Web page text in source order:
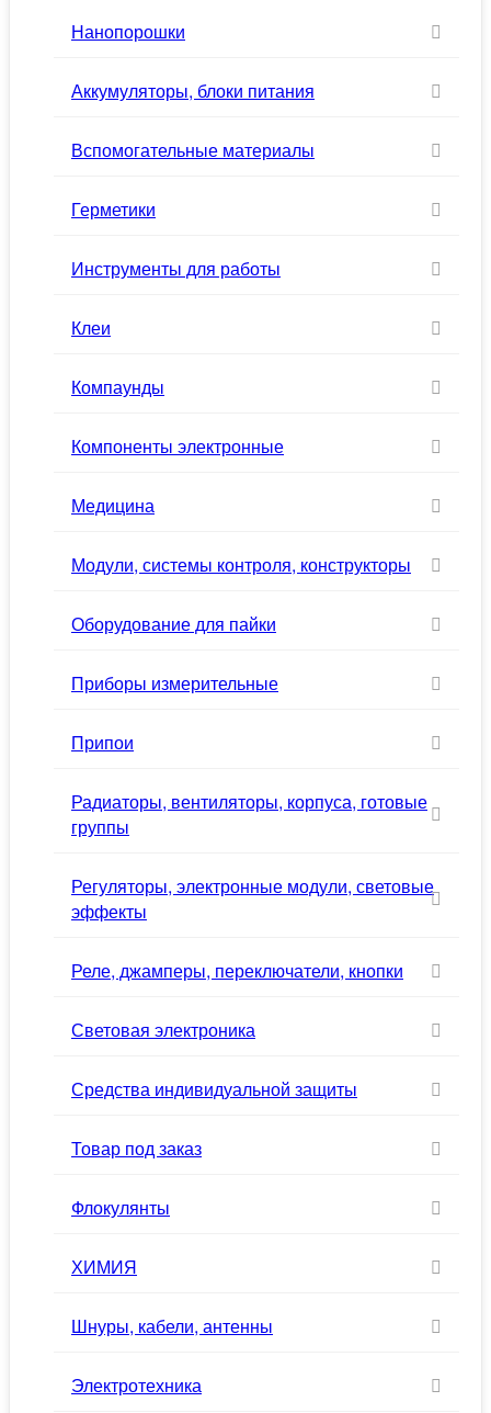
Нанопорошки
Аккумуляторы, блоки питания
Вспомогательные материалы
Герметики
Инструменты для работы
Клеи
Компаунды
Компоненты электронные
Медицина
Модули, системы контроля, конструкторы
Оборудование для пайки
Приборы измерительные
Припои
Радиаторы, вентиляторы, корпуса, готовые
группы
Регуляторы, электронные модули, световые
эффекты
Реле, джамперы, переключатели, кнопки
Световая электроника
Средства индивидуальной защиты
Товар под заказ
Флокулянты
ХИМИЯ
Шнуры, кабели, антенны
Электротехника